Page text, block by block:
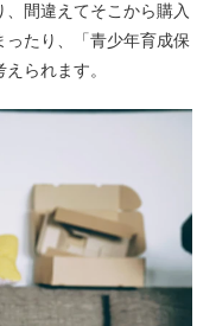
間違えてそこから購入
ったり、「青少年育成保
られます。